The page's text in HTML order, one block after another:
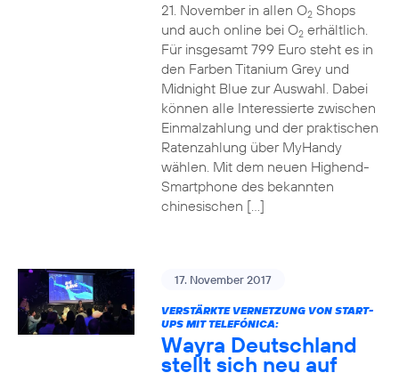
21. November in allen O2Shops
und auch online bei O2erhältlich.
Für insgesamt 799 Euro steht es in
den Farben Titanium Grey und
Midnight Blue zur Auswahl. Dabei
können alle Interessierte zwischen
Einmalzahlung und der praktischen
Ratenzahlung über MyHandy
wählen. Mit dem neuen Highend-
Smartphone des bekannten
chinesischen […]
17. November 2017
VERSTÄRKTE VERNETZUNG VON START-
UPS MIT TELEFÓNICA:
Wayra Deutschland
stellt sich neu auf